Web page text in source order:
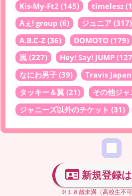
Kis-My-Ft2 (145) timelesz
Aぇ! group (6) ジュニア (317)
A.B.C-Z (36) DOMOTO (179)
嵐 (227) Hey! Say! JUMP
なにわ男子 (39) Travis Japan
タッキー＆翼 (21) その他ジ
ジャニーズ以外のチケット (31)
新規登録
※１８歳未満（高校生不